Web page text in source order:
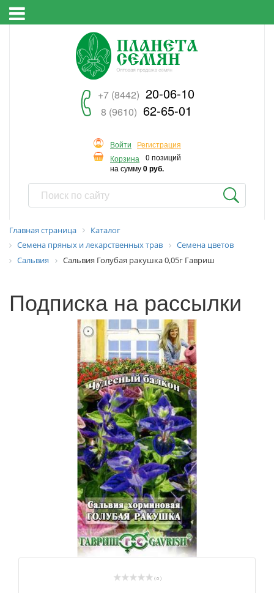
+7 (8442) 20-06-10
8 (9610) 62-65-01
Войти
Регистрация
Корзина
0 позиций
на сумму0 руб.
Главная страница
Каталог
Семена пряных и лекарственных трав
Семена цветов
Сальвия
Сальвия Голубая ракушка 0,05г Гавриш
Подписка на рассылки
( 0 )